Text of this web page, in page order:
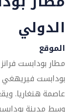
الدولي
الموقع
مطار بودابست
بودابست فيريهغي
وسط مدينة